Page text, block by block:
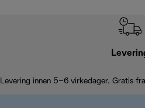
Levering innen 5–6 virkedager. Gratis